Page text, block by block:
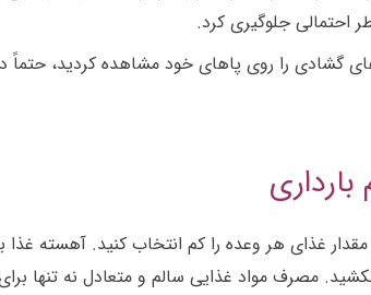
احتمالی جلوگیری کرد.
گشادی را روی پاهای خود مشاهده کردید،
زیاد و مقدار غذای هر وعده را کم انتخاب کنید.
غذا خوردن دراز نکشید. مصرف مواد غذایی سالم و متعادل